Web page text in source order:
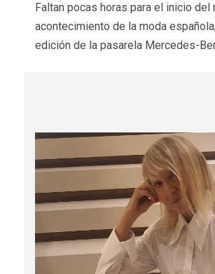
Faltan pocas horas para el inicio del
acontecimiento de la moda
edición de la pasarela Mercedes-